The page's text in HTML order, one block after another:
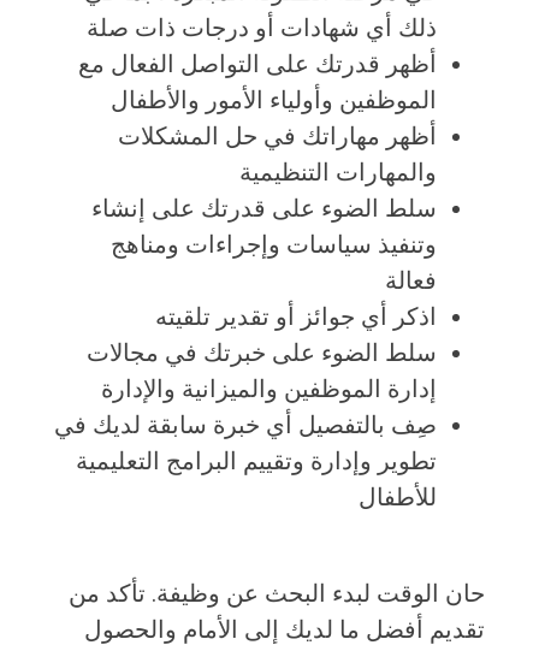
ذلك أي شهادات أو درجات ذات صلة
أظهر قدرتك على التواصل الفعال مع
الموظفين وأولياء الأمور والأطفال
أظهر مهاراتك في حل المشكلات
والمهارات التنظيمية
سلط الضوء على قدرتك على إنشاء
وتنفيذ سياسات وإجراءات ومناهج
فعالة
اذكر أي جوائز أو تقدير تلقيته
سلط الضوء على خبرتك في مجالات
إدارة الموظفين والميزانية والإدارة
صِف بالتفصيل أي خبرة سابقة لديك في
تطوير وإدارة وتقييم البرامج التعليمية
للأطفال
حان الوقت لبدء البحث عن وظيفة. تأكد من
تقديم أفضل ما لديك إلى الأمام والحصول